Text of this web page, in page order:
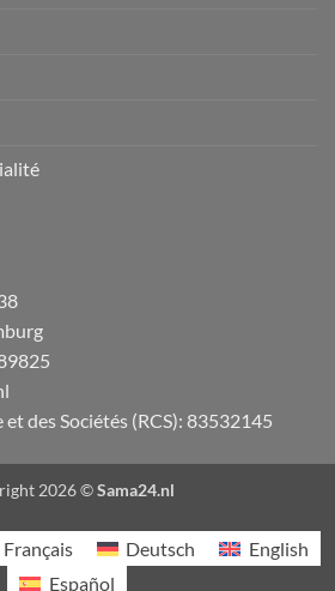
des Sociétés (RCS): 83532145
2026 ©Sama24.nl
Français Deutsch
English
Español